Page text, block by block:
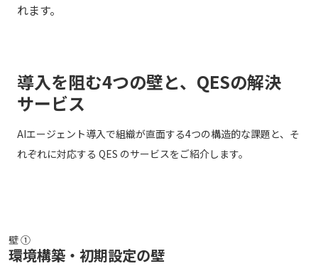
れます。
導入を阻む4つの壁と、QESの解決
サービス
AIエージェント導入で組織が直面する4つの構造的な課題と、そ
れぞれに対応する QES のサービスをご紹介します。
壁 ①
環境構築・初期設定の壁